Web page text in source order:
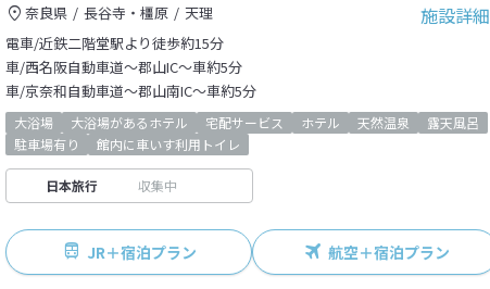
施設詳細
奈良県 長谷寺・橿原
天理
電車/近鉄二階堂駅より徒歩約15分
車/西名阪自動車道～郡山IC～車約5分
車/京奈和自動車道～郡山南IC～車約5分
大浴場 大浴場があるホテル 宅配サービス ホテル 天然温泉
露天風呂
駐車場有り
館内に車いす利用トイレ
日本旅行 収集中
JR＋宿泊プラン 航空＋宿泊プラン